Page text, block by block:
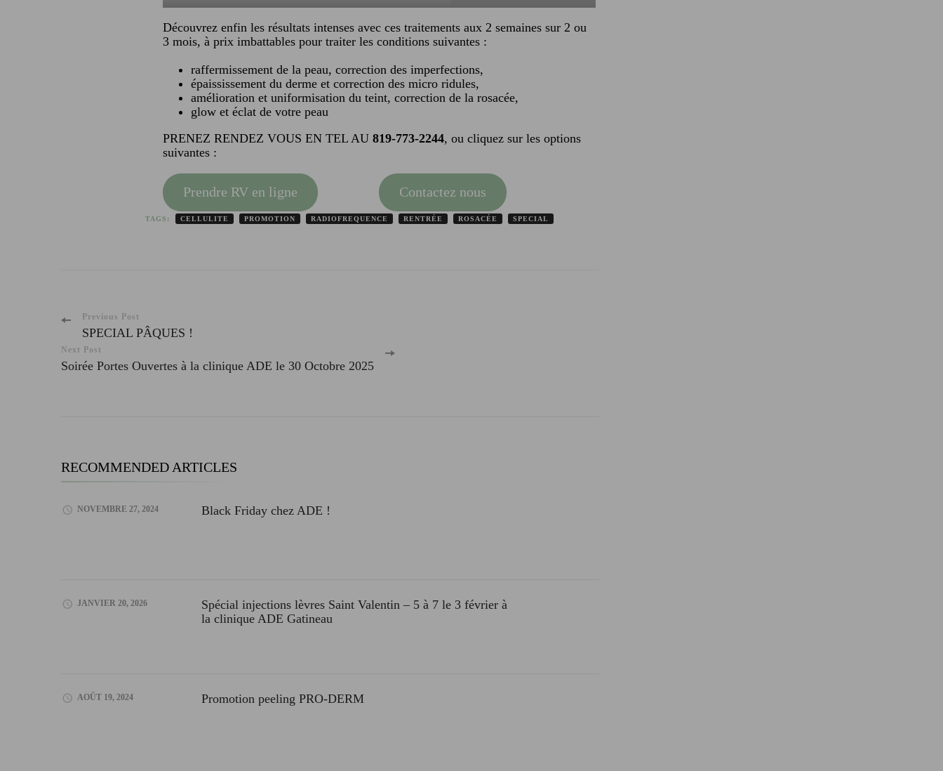
Découvrez enfin les résultats intenses avec ces traitements aux 2 semaines sur 2 ou
3 mois, à prix imbattables pour traiter les conditions suivantes :
raffermissement de la peau, correction des imperfections,
épaississement du derme et correction des micro ridules,
amélioration et uniformisation du teint, correction de la rosacée,
glow et éclat de votre peau
PRENEZ RENDEZ VOUS EN TEL AU 819-773-2244, ou cliquez sur les options
suivantes :
Prendre RV en ligne Contactez nous
TAGS: CELLULITE PROMOTION RADIOFREQUENCE RENTRÉE ROSACÉE SPECIAL
Post
Navigation
Previous Post
SPECIAL PÂQUES !
Next Post
Soirée Portes Ouvertes à la clinique ADE le 30 Octobre 2025
RECOMMENDED ARTICLES
NOVEMBRE 27, 2024 Black Friday chez ADE !
JANVIER 20, 2026
Spécial injections lèvres Saint Valentin – 5 à 7 le 3 février à
la clinique ADE Gatineau
AOÛT 19, 2024 Promotion peeling PRO-DERM